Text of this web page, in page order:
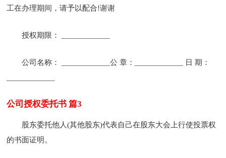
工在办理期间，请予以配合!谢谢
授权期限： ____________
公司名称： ____________公 章：____________ 日 期：
公司授权委托书 篇3
股东委托他人(其他股东)代表自己在股东大会上行使投票权
的书面证明。